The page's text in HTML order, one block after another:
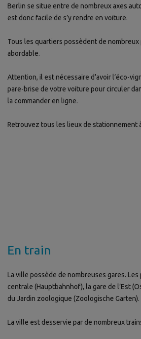
Berlin se situe entre de nombreux axes
est donc facile de s’y rendre en voiture.
Tous les quartiers possèdent de nombreux
abordable.
Attention, il est nécessaire d’avoir l’éco-
pare-brise de votre voiture pour circuler
la commander en ligne.
Retrouvez tous les lieux de stationnement
En train
La ville possède de nombreuses gares.
centrale (Hauptbahnhof), la gare de l’Est
du Jardin zoologique (Zoologische Garten).
La ville est desservie par de nombreux